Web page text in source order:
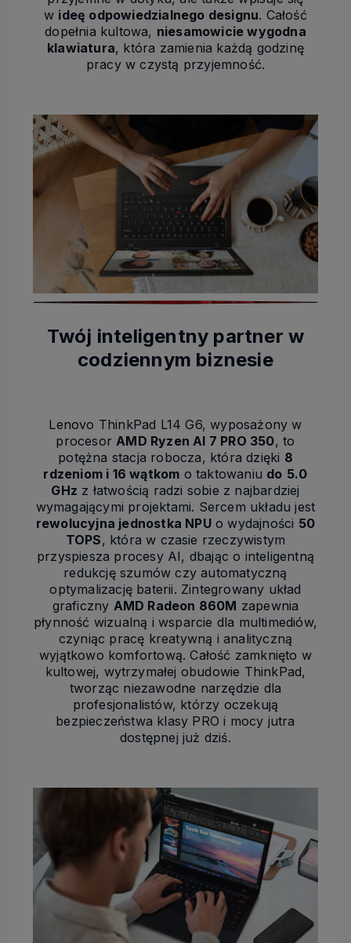
w ideę odpowiedzialnego designu. Całość
dopełnia kultowa, niesamowicie wygodna
klawiatura, która zamienia każdą godzinę
pracy w czystą przyjemność.
Twój inteligentny partner w
codziennym biznesie
Lenovo ThinkPad L14 G6, wyposażony w
procesorAMD Ryzen AI 7 PRO 350, to
potężna stacja robocza, która dzięki 8
rdzeniom i 16 wątkom o taktowaniu do 5.0
GHz z łatwością radzi sobie z najbardziej
wymagającymi projektami. Sercem układu jest
rewolucyjna jednostka NPUo wydajności 50
TOPS, która w czasie rzeczywistym
przyspiesza procesy AI, dbając o inteligentną
redukcję szumów czy automatyczną
optymalizację baterii. Zintegrowany układ
graficzny AMD Radeon 860M zapewnia
płynność wizualną i wsparcie dla multimediów,
czyniąc pracę kreatywną i analityczną
wyjątkowo komfortową. Całość zamknięto w
kultowej, wytrzymałej obudowie ThinkPad,
tworząc niezawodne narzędzie dla
profesjonalistów, którzy oczekują
bezpieczeństwa klasy PRO i mocy jutra
dostępnej już dziś.